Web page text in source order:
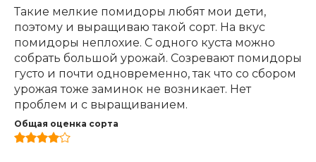
Такие мелкие помидоры любят мои дети,
поэтому и выращиваю такой сорт. На вкус
помидоры неплохие. С одного куста можно
собрать большой урожай. Созревают помидоры
густо и почти одновременно, так что со сбором
урожая тоже заминок не возникает. Нет
проблем и с выращиванием.
Общая оценка сорта